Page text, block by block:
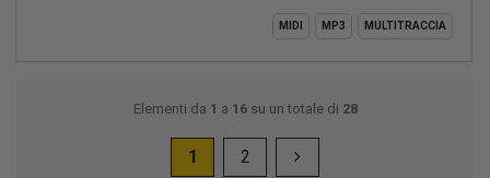
MIDI MP3 MULTITRACCIA
Elementi da 1 a 16su un totale di 28
1 2